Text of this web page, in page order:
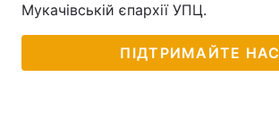
Мукачівській єпархії УПЦ.
ПІДТРИМАЙТЕ НАС